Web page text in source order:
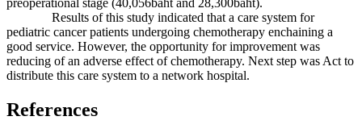
preoperational stage (40,056baht and 28,300baht).
Results of this study indicated that a care system for
pediatric cancer patients undergoing chemotherapy enchaining a
good service. However, the opportunity for improvement was
reducing of an adverse effect of chemotherapy. Next step was Act to
distribute this care system to a network hospital.
References